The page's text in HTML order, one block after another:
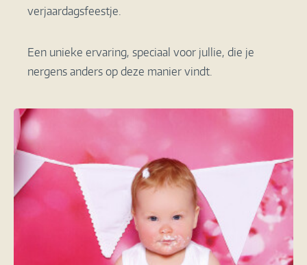
verjaardagsfeestje.
Een unieke ervaring, speciaal voor jullie, die je
nergens anders op deze manier vindt.